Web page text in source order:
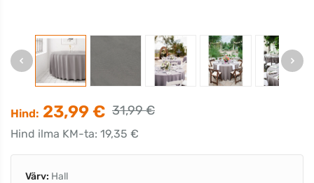
Hind: 23,99 € 31,99 €
Hind ilma KM-ta: 19,35 €
Värv: Hall